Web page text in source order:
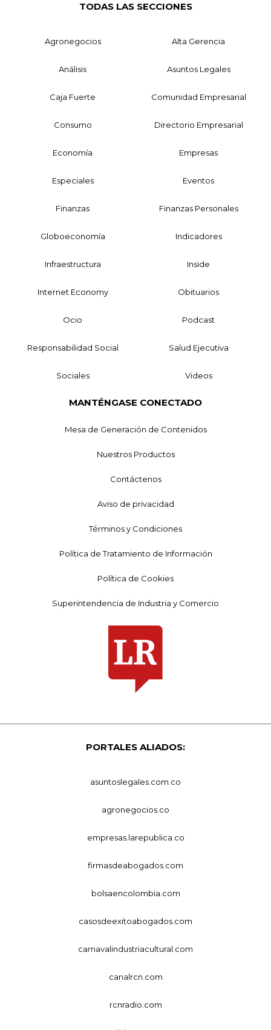
TODAS LAS SECCIONES
Agronegocios Alta Gerencia
Análisis Asuntos Legales
Caja Fuerte Comunidad Empresarial
Consumo Directorio Empresarial
Economía Empresas
Especiales Eventos
Finanzas Finanzas Personales
Globoeconomía Indicadores
Infraestructura Inside
Internet Economy Obituarios
Ocio Podcast
Responsabilidad Social Salud Ejecutiva
Sociales Videos
MANTÉNGASE CONECTADO
Mesa de Generación de Contenidos
Nuestros Productos
Contáctenos
Aviso de privacidad
Términos y Condiciones
Política de Tratamiento de Información
Política de Cookies
Superintendencia de Industria y Comercio
PORTALES ALIADOS:
asuntoslegales.com.co
agronegocios.co
empresas.larepublica.co
firmasdeabogados.com
bolsaencolombia.com
casosdeexitoabogados.com
carnavalindustriacultural.com
canalrcn.com
rcnradio.com